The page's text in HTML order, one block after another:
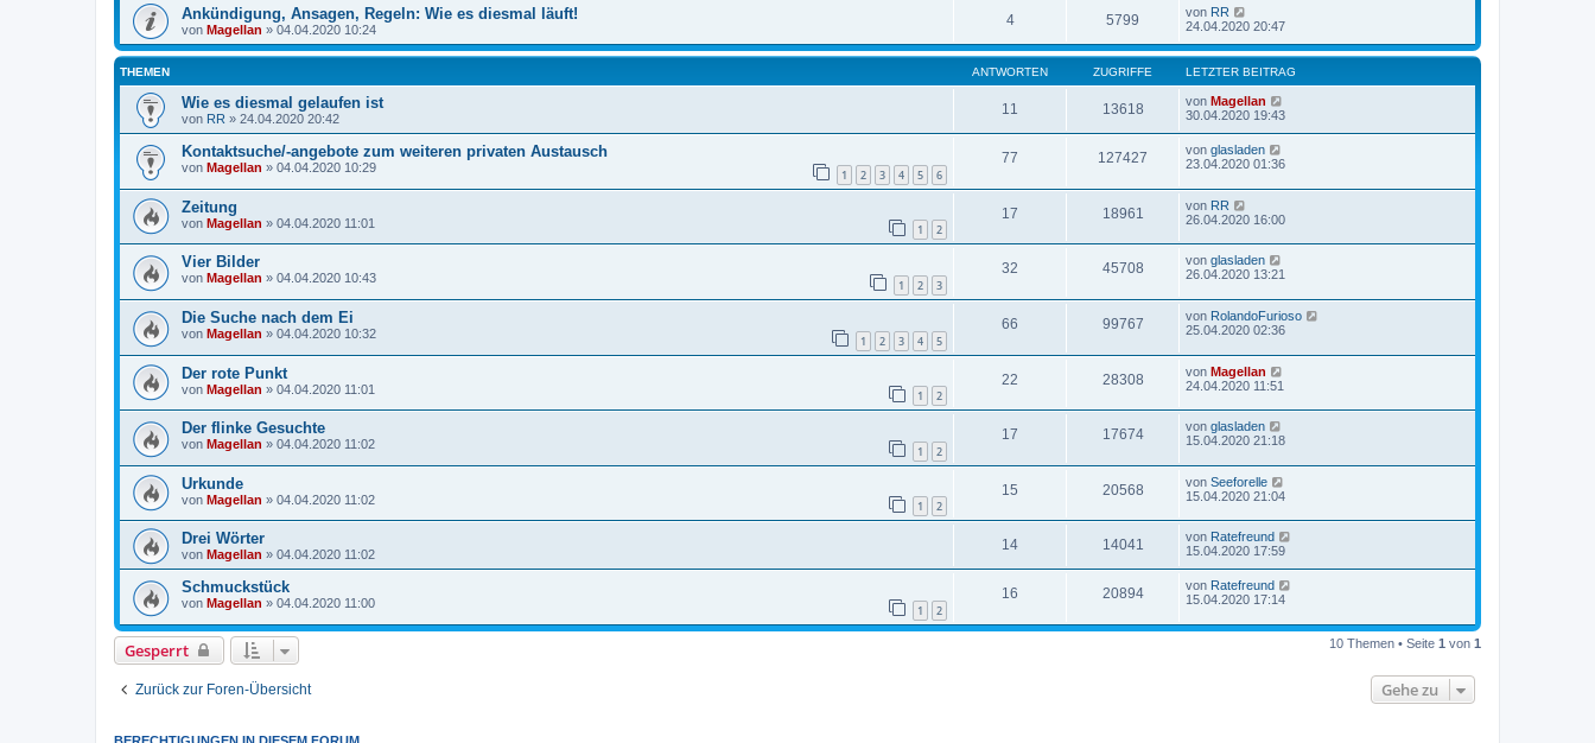
Ankündigung, Ansagen, Regeln: Wie es diesmal läuft!
von Magellan » 04.04.2020 10:24
4 5799 von RR
24.04.2020 20:47
THEMEN ANTWORTEN ZUGRIFFE LETZTER BEITRAG
Wie es diesmal gelaufen ist
von RR » 24.04.2020 20:42
11 13618 von Magellan
30.04.2020 19:43
Kontaktsuche/-angebote zum weiteren privaten Austausch
von Magellan » 04.04.2020 10:29 1 2 3 4 5 6
77 127427 von glasladen
23.04.2020 01:36
Zeitung
von Magellan » 04.04.2020 11:01 1 2
17 18961 von RR
26.04.2020 16:00
Vier Bilder
von Magellan » 04.04.2020 10:43 1 2 3
32 45708 von glasladen
26.04.2020 13:21
Die Suche nach dem Ei
von Magellan » 04.04.2020 10:32 1 2 3 4 5
66 99767 von RolandoFurioso
25.04.2020 02:36
Der rote Punkt
von Magellan » 04.04.2020 11:01 1 2
22 28308 von Magellan
24.04.2020 11:51
Der flinke Gesuchte
von Magellan » 04.04.2020 11:02 1 2
17 17674 von glasladen
15.04.2020 21:18
Urkunde
von Magellan » 04.04.2020 11:02 1 2
15 20568 von Seeforelle
15.04.2020 21:04
Drei Wörter
von Magellan » 04.04.2020 11:02
14 14041 von Ratefreund
15.04.2020 17:59
Schmuckstück
von Magellan » 04.04.2020 11:00 1 2
16 20894 von Ratefreund
15.04.2020 17:14
Gesperrt 10 Themen • Seite 1 von 1
Zurück zur Foren-Übersicht Gehe zu